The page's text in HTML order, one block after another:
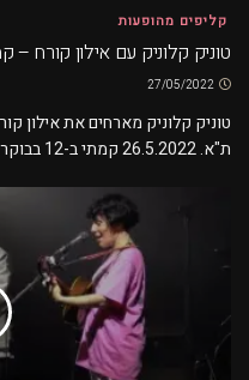
קליפים מהופעות
טוניק קלוניק עם אילון קורח – קמתי ב-
ת"א. 26.5.2022 קמתי ב-12 בבוקר, שעת צוהריים הכל מרגיש...